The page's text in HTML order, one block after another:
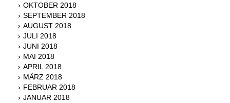
OKTOBER 2018
SEPTEMBER 2018
AUGUST 2018
JULI 2018
JUNI 2018
MAI 2018
APRIL 2018
MÄRZ 2018
FEBRUAR 2018
JANUAR 2018